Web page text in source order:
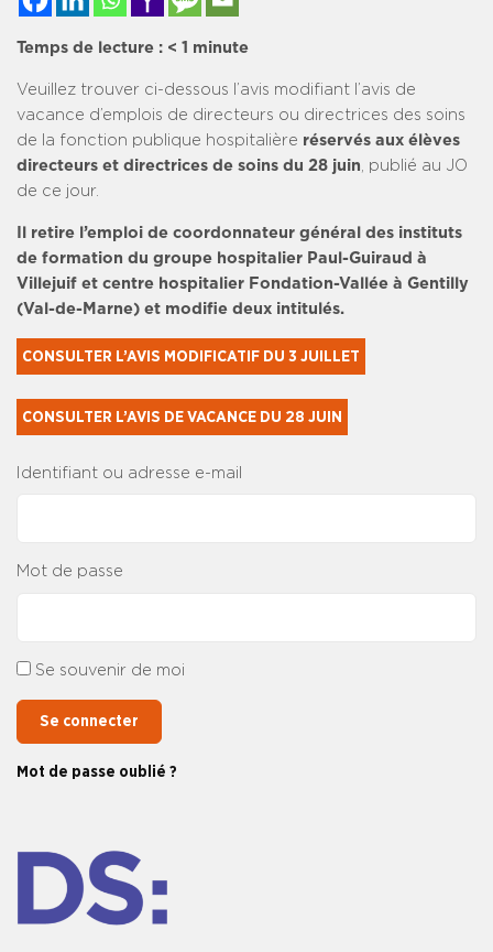
Temps de lecture : < 1 minute
Veuillez trouver ci-dessous l’avis modifiant l’avis de
vacance d’emplois de directeurs ou directrices des soins
de la fonction publique hospitalière réservés aux élèves
directeurs et directrices de soins du 28 juin , publié au JO
de ce jour.
Il retire l’emploi de coordonnateur général des instituts
de formation du groupe hospitalier Paul-Guiraud à
Villejuif et centre hospitalier Fondation-Vallée à Gentilly
(Val-de-Marne) et modifie deux intitulés.
CONSULTER L’AVIS MODIFICATIF DU 3 JUILLET
CONSULTER L’AVIS DE VACANCE DU 28 JUIN
Identifiant ou adresse e-mail
Mot de passe
Se souvenir de moi
Se connecter
Mot de passe oublié ?